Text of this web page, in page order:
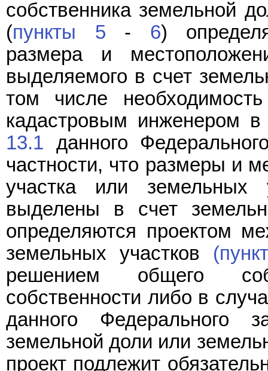
собственника земельной
(пункты 5 - 6)
размера и
выделяемого в счет
том числе
кадастровым инженером
13.1 данного
частности, что размеры и
участка или земельных
выделены в счет
определяются проектом
земельных участков
решением общего
собственности либо в
данного Федерального
земельной доли или
проект подлежит